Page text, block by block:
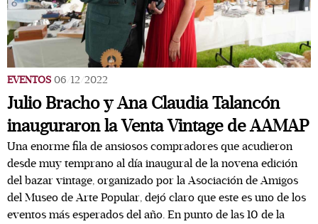
EVENTOS 06/12/2022
Julio Bracho y Ana Claudia Talancón
inauguraron la Venta Vintage de AAMAP
Una enorme fila de ansiosos compradores que acudieron
desde muy temprano al día inaugural de la novena edición
del bazar vintage, organizado por la Asociación de Amigos
del Museo de Arte Popular, dejó claro que este es uno de los
eventos más esperados del año. En punto de las 10 de la